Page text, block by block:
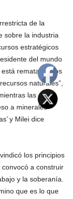
de la
sobre la industria
estratégicos
del mundo
rematando los
naturales”,
las
a minerales
y Milei dice
los principios
a construir
y la soberanía.
que es lo que